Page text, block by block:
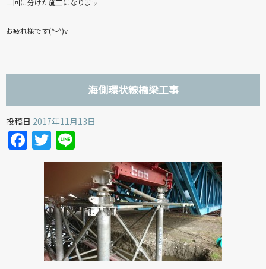
お疲れ様です(^-^)v
海側環状線橋梁工事
投稿日 2017年11月13日
Facebook
Twitter